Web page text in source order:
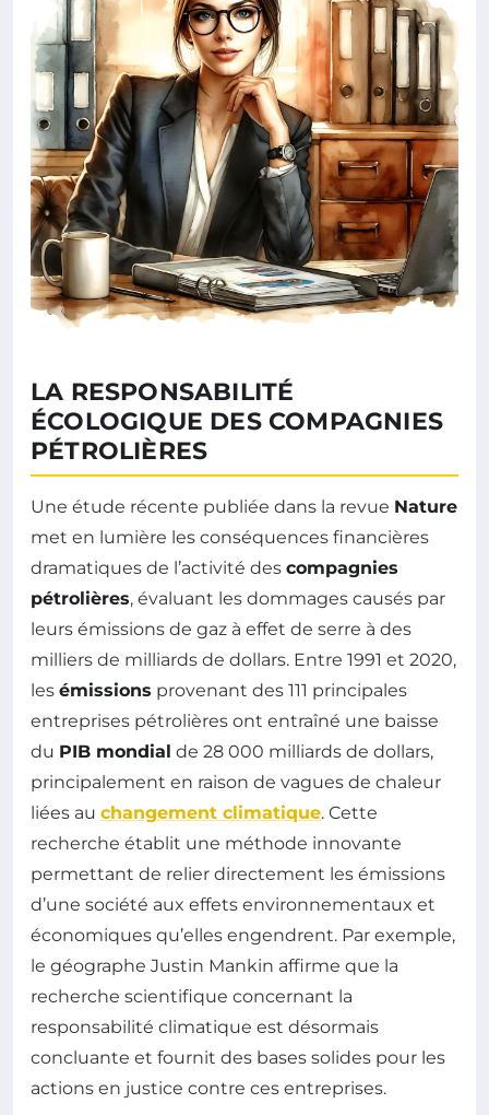
LA RESPONSABILITÉ
ÉCOLOGIQUE DES COMPAGNIES
PÉTROLIÈRES
Une étude récente publiée dans la revue Nature
met en lumière les conséquences financières
dramatiques de l’activité des compagnies
pétrolières, évaluant les dommages causés par
leurs émissions de gaz à effet de serre à des
milliers de milliards de dollars. Entre 1991 et 2020,
les émissions provenant des 111 principales
entreprises pétrolières ont entraîné une baisse
du PIB mondial de 28 000 milliards de dollars,
principalement en raison de vagues de chaleur
liées au changement climatique. Cette
recherche établit une méthode innovante
permettant de relier directement les émissions
d’une société aux effets environnementaux et
économiques qu’elles engendrent. Par exemple,
le géographe Justin Mankin affirme que la
recherche scientifique concernant la
responsabilité climatique est désormais
concluante et fournit des bases solides pour les
actions en justice contre ces entreprises.